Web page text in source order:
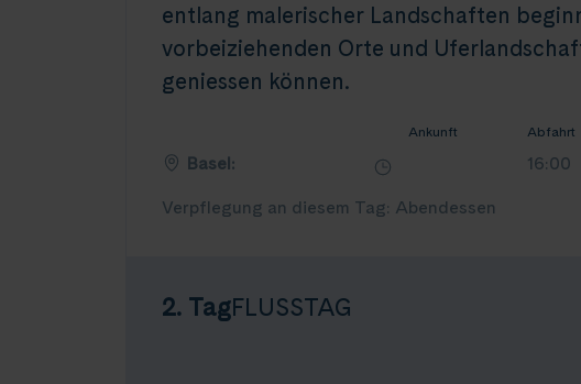
entlang malerischer Landschaften
vorbeiziehenden Orte und
geniessen können.
Ankunft Abfahrt
Basel: 16:00
Verpflegung an diesem Tag: Abendessen
2. TagFLUSSTAG